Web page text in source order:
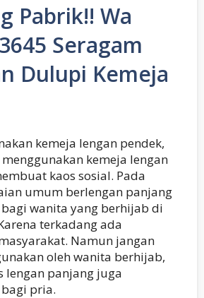
Pabrik!! Wa
Seragam
Dulupi Kemeja
kemeja lengan pendek,
kemeja lengan
kaos sosial. Pada
umum berlengan panjang
wanita yang berhijab di
terkadang ada
Namun jangan
oleh wanita berhijab,
lengan panjang juga
pria.